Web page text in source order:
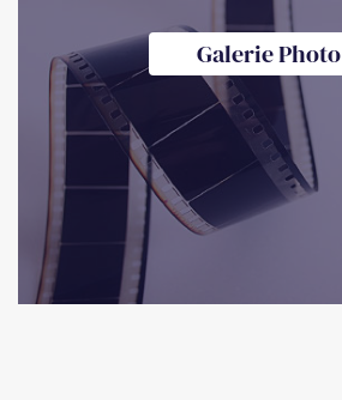
Galerie Photo